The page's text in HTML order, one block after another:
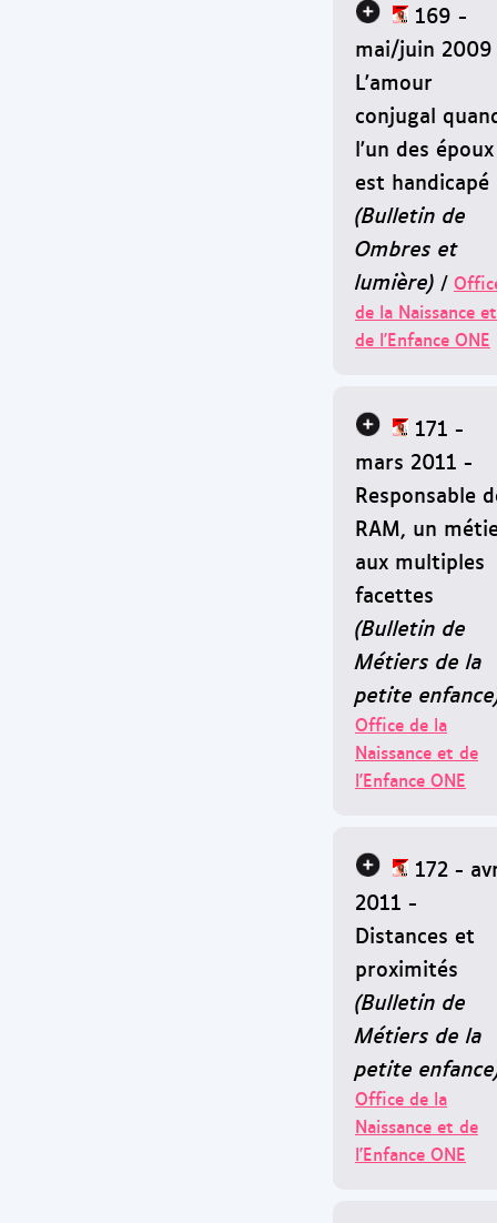
169 -
mai/juin
L'amour
conjugal
l'un des époux
est handicapé
(Bulletin de
Ombres et
lumière) /
de la Naissance et
de l'Enfance ONE
171 -
mars 2011 -
Responsable
RAM, un
aux multiples
facettes
(Bulletin de
Métiers de la
petite
Office de la
Naissance et de
l'Enfance ONE
172 -
2011 -
Distances et
proximités
(Bulletin de
Métiers de la
petite
Office de la
Naissance et de
l'Enfance ONE